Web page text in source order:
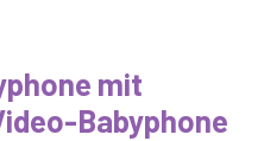
mit
Babyphone